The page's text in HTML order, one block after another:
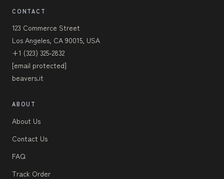
CONTACT
123 Commerce Street
Los Angeles, CA 90015, USA
+1 (323) 325-2832
[email protected]
beavers.it
ABOUT
About Us
Contact Us
FAQ
Track Order